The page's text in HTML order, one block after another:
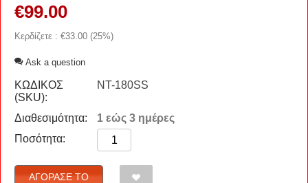
€99.00
Κερδίζετε : €33.00 (25%)
Ask a question
ΚΩΔΙΚΟΣ
(SKU):
NT-180SS
Διαθεσιμότητα:
1 εώς 3 ημέρες
Ποσότητα:
ΑΓΌΡΑΣΈ ΤΟ